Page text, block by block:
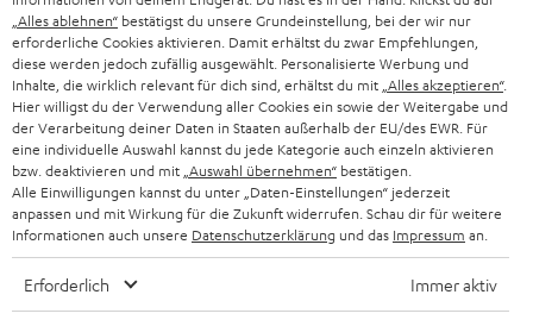
SMART HOME
BLUETOOTH-LAUTSPRECHER
KOPFHÖRER
BLUETOOTH-KOPFHÖRER
STEREOANLAGEN
GESCHÄFTSKUNDEN
PARTNERPROGRAMM
BLOG
NEWSLETTER
STORES
DEINE VORTEILE BEI TEUFEL
SCHWEIZ
NIEDERLANDE
BELGIEN
FRANKREICH
„Alles ablehnen“ bestätigst du unsere Grundeinstellung, bei der wir nur
erforderliche Cookies aktivieren. Damit erhältst du zwar Empfehlungen,
diese werden jedoch zufällig ausgewählt. Personalisierte Werbung und
Inhalte, die wirklich relevant für dich sind, erhältst du mit „Alles akzeptieren“.
Hier willigst du der Verwendung aller Cookies ein sowie der Weitergabe und
der Verarbeitung deiner Daten in Staaten außerhalb der EU/des EWR. Für
eine individuelle Auswahl kannst du jede Kategorie auch einzeln aktivieren
bzw. deaktivieren und mit „Auswahl übernehmen“ bestätigen.
Alle Einwilligungen kannst du unter „Daten-Einstellungen“ jederzeit
anpassen und mit Wirkung für die Zukunft widerrufen. Schau dir für weitere
Informationen auch unsere Datenschutzerklärung und das Impressum an.
Erforderlich Immer aktiv